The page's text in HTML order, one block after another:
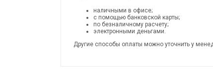
наличными в офисе;
с помощью банковской карты;
по безналичному расчету;
электронными деньгами.
Другие способы оплаты можно уточнить у